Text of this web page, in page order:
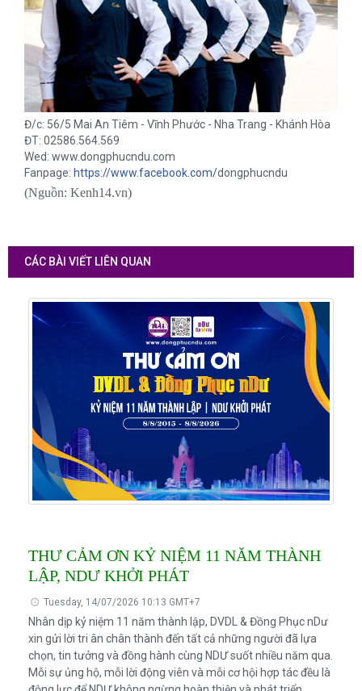
Đ/c: 56/5 Mai An Tiêm - Vĩnh Phước - Nha Trang - Khánh Hòa
ĐT: 02586.564.569
Wed: www.dongphucndu.com
Fanpage: https://www.facebook.com/dongphucndu
(Nguồn: Kenh14.vn)
CÁC BÀI VIẾT LIÊN QUAN
THƯ CẢM ƠN KỶ NIỆM 11 NĂM THÀNH
LẬP, NDƯ KHỞI PHÁT
Tuesday, 14/07/2026 10:13 GMT+7
Nhân dịp kỷ niệm 11 năm thành lập, DVDL & Đồng Phục nDư
xin gửi lời tri ân chân thành đến tất cả những người đã lựa
chọn, tin tưởng và đồng hành cùng NDƯ suốt nhiều năm qua.
Mỗi sự ủng hộ, mỗi lời động viên và mỗi cơ hội hợp tác đều là